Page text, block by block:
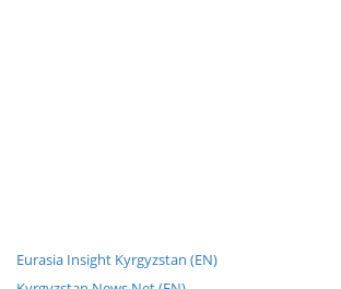
Eurasia Insight Kyrgyzstan (EN)